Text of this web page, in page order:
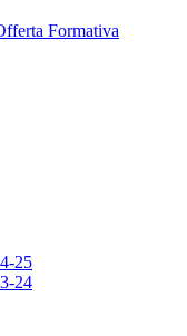
Formativa
25
24